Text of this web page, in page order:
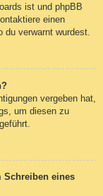
ist und phpBB
einen
verwarnt wurdest.
vergeben hat,
um diesen zu
Schreiben eines